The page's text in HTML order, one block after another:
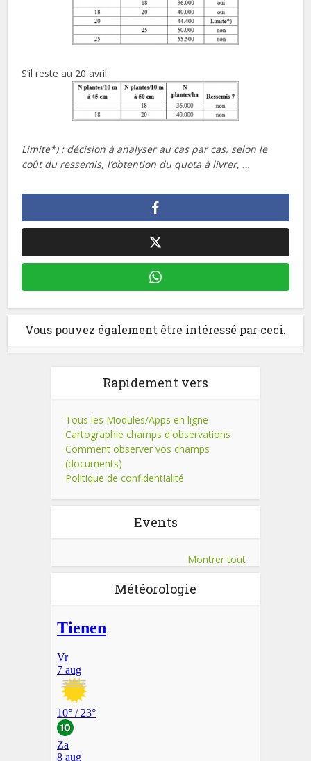
S’il reste au 20 avril
Limite*) : décision à analyser au cas par cas, selon le
coût du ressemis, l’obtention du quota à livrer, …
Vous pouvez également être intéressé par ceci.
Rapidement vers
Tous les Modules/Apps en ligne
Cartographie champs d'observations
Comment observer vos champs
(documents)
Politique de confidentialité
Events
Montrer tout
Météorologie